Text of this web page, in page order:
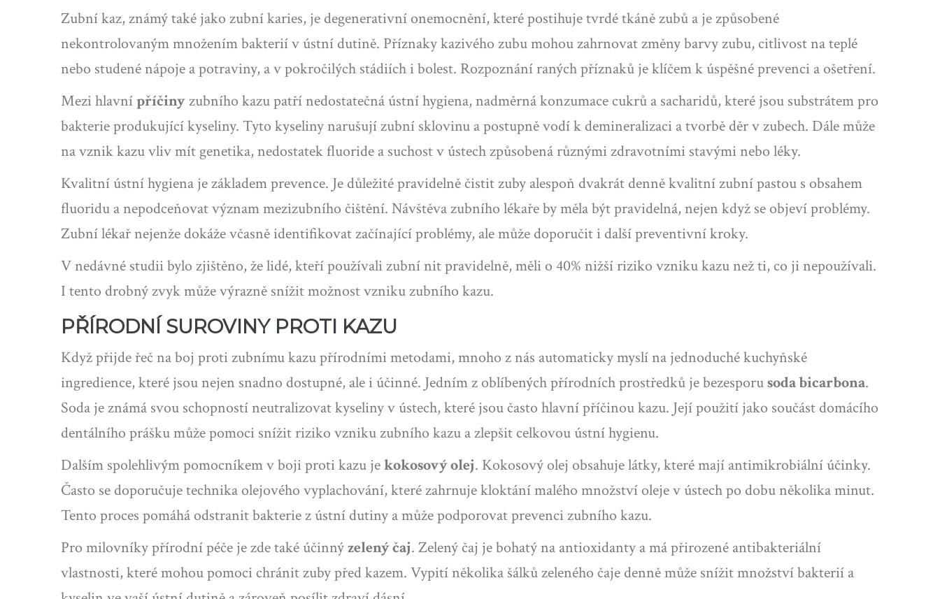
Zubní kaz, známý také jako zubní karies, je degenerativní onemocnění, které postihuje tvrdé tkáně zubů a je způsobené
nekontrolovaným množením bakterií v ústní dutině. Příznaky kazivého zubu mohou zahrnovat změny barvy zubu, citlivost na teplé
nebo studené nápoje a potraviny, a v pokročilých stádiích i bolest. Rozpoznání raných příznaků je klíčem k úspěšné prevenci a ošetření.
Mezi hlavnípříčinyzubního kazu patří nedostatečná ústní hygiena, nadměrná konzumace cukrů a sacharidů, které jsou substrátem pro
bakterie produkující kyseliny. Tyto kyseliny narušují zubní sklovinu a postupně vodí k demineralizaci a tvorbě děr v zubech. Dále může
na vznik kazu vliv mít genetika, nedostatek fluoride a suchost v ústech způsobená různými zdravotními stavými nebo léky.
Kvalitní ústní hygiena je základem prevence. Je důležité pravidelně čistit zuby alespoň dvakrát denně kvalitní zubní pastou s obsahem
fluoridu a nepodceňovat význam mezizubního čištění. Návštěva zubního lékaře by měla být pravidelná, nejen když se objeví problémy.
Zubní lékař nejenže dokáže včasně identifikovat začínající problémy, ale může doporučit i další preventivní kroky.
V nedávné studii bylo zjištěno, že lidé, kteří používali zubní nit pravidelně, měli o 40% nižší riziko vzniku kazu než ti, co ji nepoužívali.
I tento drobný zvyk může výrazně snížit možnost vzniku zubního kazu.
PŘÍRODNÍ SUROVINY PROTI KAZU
Když přijde řeč na boj proti zubnímu kazu přírodními metodami, mnoho z nás automaticky myslí na jednoduché kuchyňské
ingredience, které jsou nejen snadno dostupné, ale i účinné. Jedním z oblíbených přírodních prostředků je bezesporusoda bicarbona.
Soda je známá svou schopností neutralizovat kyseliny v ústech, které jsou často hlavní příčinou kazu. Její použití jako součást domácího
dentálního prášku může pomoci snížit riziko vzniku zubního kazu a zlepšit celkovou ústní hygienu.
Dalším spolehlivým pomocníkem v boji proti kazu jekokosový olej. Kokosový olej obsahuje látky, které mají antimikrobiální účinky.
Často se doporučuje technika olejového vyplachování, které zahrnuje kloktání malého množství oleje v ústech po dobu několika minut.
Tento proces pomáhá odstranit bakterie z ústní dutiny a může podporovat prevenci zubního kazu.
Pro milovníky přírodní péče je zde také účinnýzelený čaj. Zelený čaj je bohatý na antioxidanty a má přirozené antibakteriální
vlastnosti, které mohou pomoci chránit zuby před kazem. Vypití několika šálků zeleného čaje denně může snížit množství bakterií a